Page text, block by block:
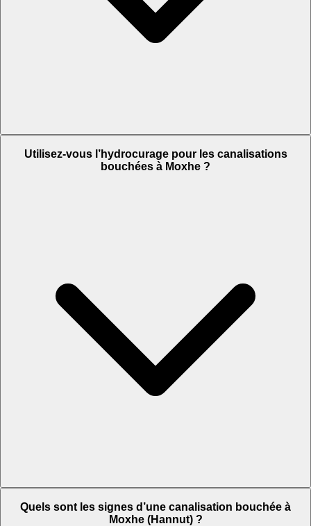
Utilisez-vous l’hydrocurage pour les canalisations
bouchées à Moxhe ?
Quels sont les signes d’une canalisation bouchée à
Moxhe (Hannut) ?